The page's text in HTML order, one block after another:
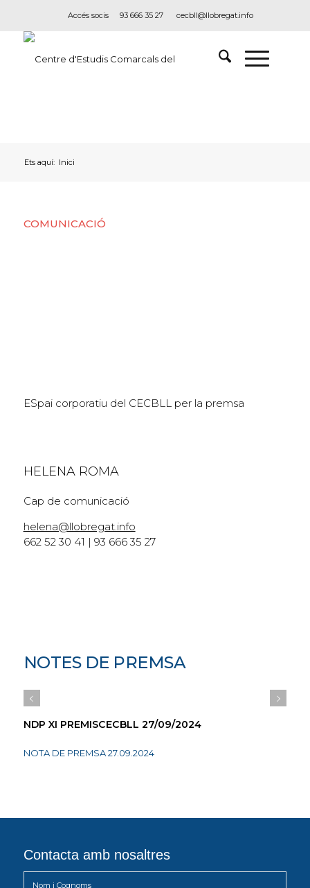
Accés socis 93 666 35 27 cecbll@llobregat.info
Ets aquí: Inici
COMUNICACIÓ
ESpai corporatiu del CECBLL per la premsa
HELENA ROMA
Cap de comunicació
helena@llobregat.info
662 52 30 41 | 93 666 35 27
NOTES DE PREMSA
NDP XI PREMISCECBLL 27/09/2024
NOTA DE PREMSA 27.09.2024
Contacta amb nosaltres